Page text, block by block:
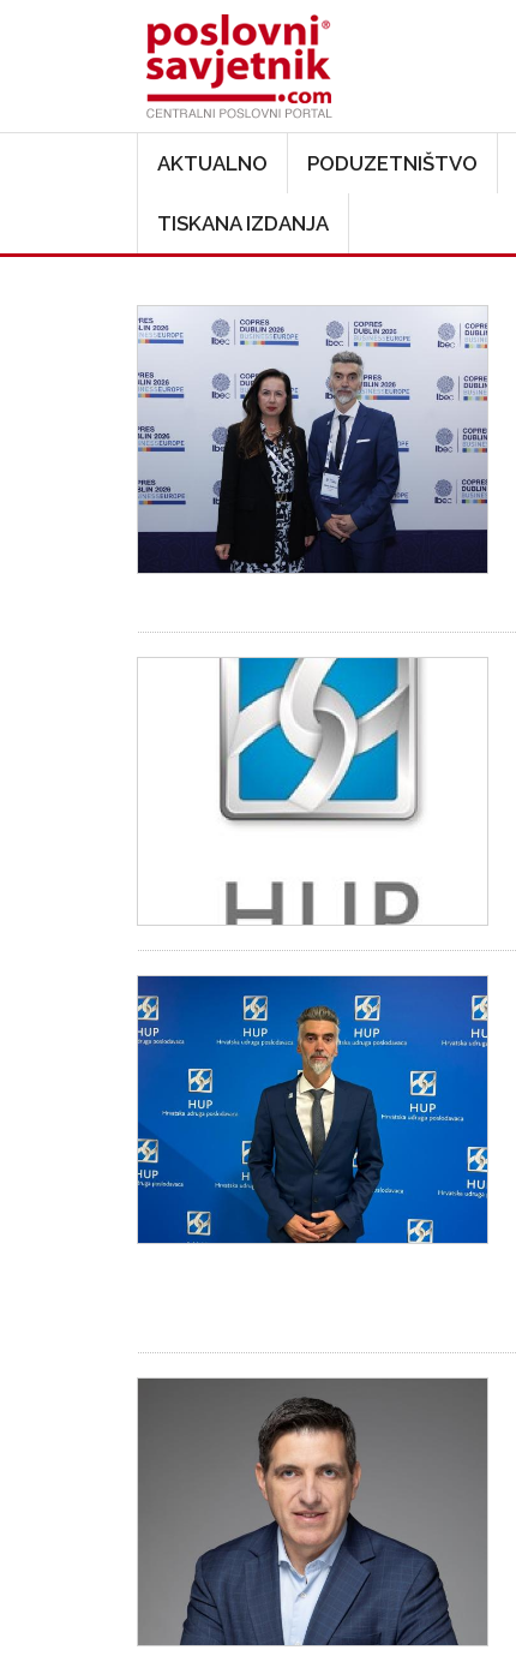
AKTUALNO PODUZETNIŠTVO
TISKANA IZDANJA